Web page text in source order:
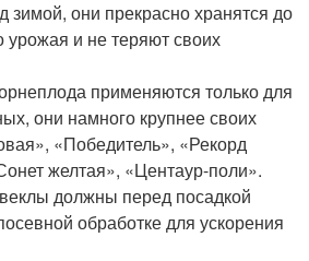
они прекрасно хранятся до
и не теряют своих
применяются только для
они намного крупнее своих
«Победитель», «Рекорд
желтая», «Центаур-поли».
должны перед посадкой
обработке для ускорения